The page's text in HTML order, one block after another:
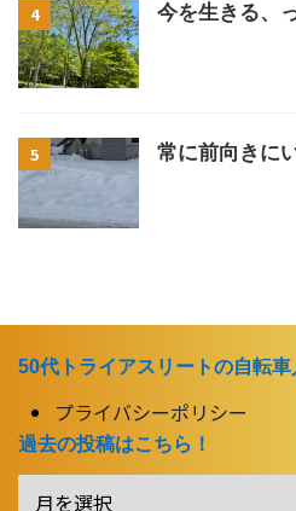
4 今を生きる、
5 常に前向きに
50代トライアスリートの自転
プライバシーポリシー
過去の投稿はこちら！